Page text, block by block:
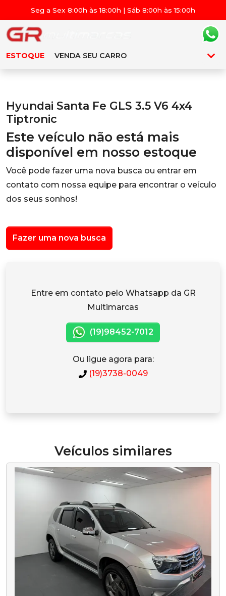
Seg a Sex 8:00h às 18:00h | Sáb 8:00h às 15:00h
ESTOQUE VENDA SEU CARRO
Hyundai Santa Fe GLS 3.5 V6 4x4
Tiptronic
Este veículo não está mais
disponível em nosso estoque
Você pode fazer uma nova busca ou entrar em
contato com nossa equipe para encontrar o veículo
dos seus sonhos!
Fazer uma nova busca
Entre em contato pelo Whatsapp da GR
Multimarcas
(19)98452-7012
Ou ligue agora para:
(19)3738-0049
Veículos similares